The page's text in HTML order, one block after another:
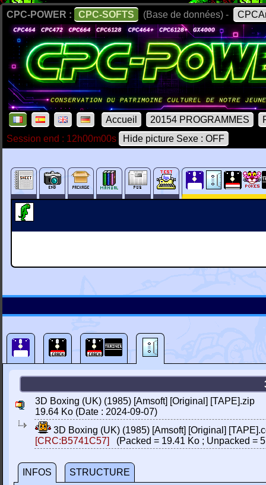
CPC-POWER : CPC-SOFTS (Base de données) -
Accueil 20154 PROGRAMMES
Session end : 12h00m00s
Hide picture Sexe : OFF
3D Boxing (UK) (1985) [Amsoft] [Original] [TAPE].zip
19.64 Ko (Date : 2024-09-07)
3D Boxing (UK) (1985) [Amsoft] [Original]
[CRC:B5741C57]
(Packed = 19.41 Ko ; Unpacked =
INFOS
STRUCTURE